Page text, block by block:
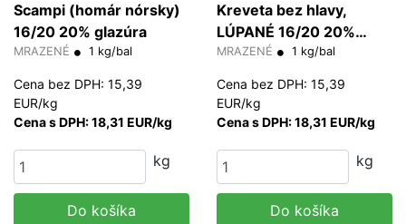
Scampi (homár nórsky)
16/20 20% glazúra
MRAZENÉ 1 kg/bal
Cena bez DPH: 15,39
EUR/kg
Cena s DPH: 18,31 EUR/kg
kg
Do košíka
Kreveta bez hlavy,
LÚPANÉ 16/20 20%
glazúra (PD)
MRAZENÉ 1 kg/bal
Cena bez DPH: 15,39
EUR/kg
Cena s DPH: 18,31 EUR/kg
kg
Do košíka